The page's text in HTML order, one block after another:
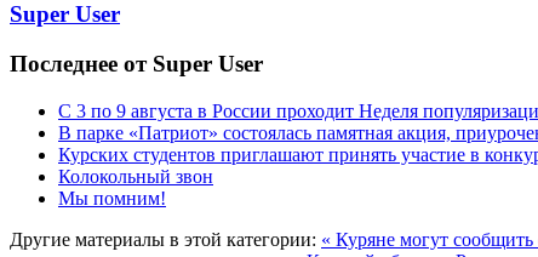
Super User
Последнее от Super User
С 3 по 9 августа в России проходит Неделя
В парке «Патриот» состоялась памятная акция,
Курских студентов приглашают принять участие в
Колокольный звон
Мы помним!
Другие материалы в этой категории: « Куряне могут